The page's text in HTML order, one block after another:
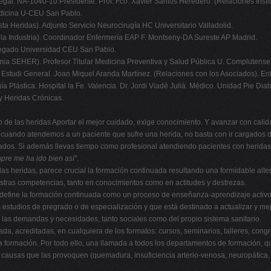
U-CEU San Pablo.
Heridas). Adjunto Servicio Neurocirugía HC Universitario Valladolid.
Industria). Coordinador Enfermería EAP F. Montseny-DA Sureste AP Madrid.
Universidad CEU San Pablo.
SEHER). Profesor Titular Medicina Preventiva y Salud Pública U.
General. Joan Miquel Aranda Martínez. (Relaciones con los Asociados).
Plástica. Hospital la Fe. Valencia. Dr. Jordi Viadé Juliá. Médico. Unidad Pie
Heridas Crónicas.
las heridas Aportar el mejor cuidado, exige conocimiento. Y avanzar con
atendemos a un paciente que sufre una herida, no basta con ir
Si además llevas tiempo como profesional atendiendo pacientes con
me ha ido bien así".
heridas, parece crucial la formación continuada resultando una formidable
competencias, tanto en conocimientos como en actitudes y destrezas.
la formación continuada como un proceso de enseñanza-aprendizaje
de pregrado o de especialización y que está destinado a actualizar y
demandas y necesidades, tanto sociales como del propio sistema sanitario.
acreditadas, en cualquiera de los formatos: cursos, seminarios, talleres,
Por todo ello, una llamada a todos los departamentos de formación,
que las provoquen (quemadura, insuficiencia arterio-venosa,